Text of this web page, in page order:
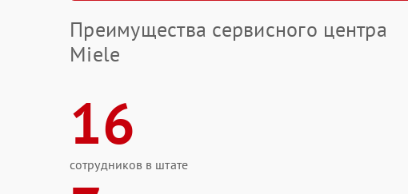
Преимущества сервисного центра
Miele
16
сотрудников в штате